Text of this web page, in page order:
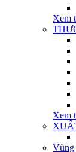
Xem
Xem
Vùng